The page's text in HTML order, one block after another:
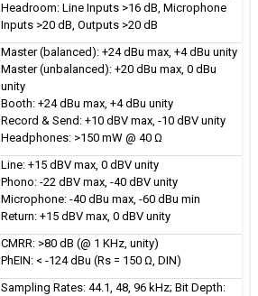
Headroom: Line Inputs >16 dB, Microphone
Inputs >20 dB, Outputs >20 dB
Master (balanced): +24 dBu max, +4 dBu unity
Master (unbalanced): +20 dBu max, 0 dBu
unity
Booth: +24 dBu max, +4 dBu unity
Record & Send: +10 dBV max, -10 dBV unity
Headphones: >150 mW @ 40 Ω
Line: +15 dBV max, 0 dBV unity
Phono: -22 dBV max, -40 dBV unity
Microphone: -40 dBu max, -60 dBu min
Return: +15 dBV max, 0 dBV unity
CMRR: >80 dB (@ 1 KHz, unity)
PhEIN: < -124 dBu (Rs = 150 Ω, DIN)
Sampling Rates: 44.1, 48, 96 kHz; Bit Depth: